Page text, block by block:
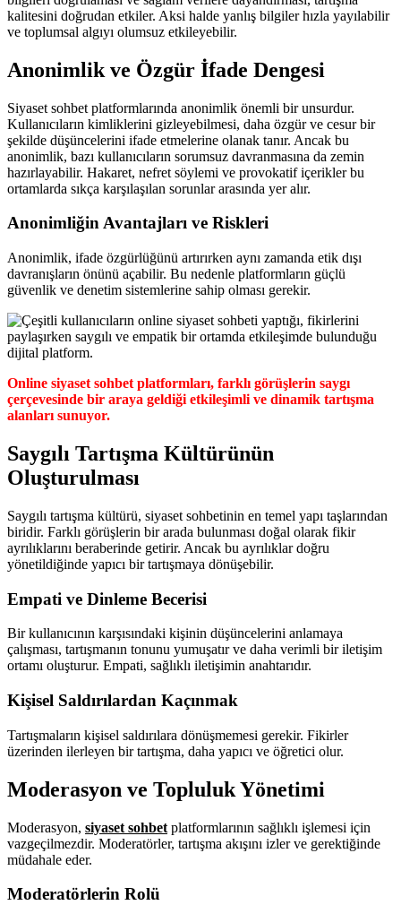
kalitesini doğrudan etkiler. Aksi halde yanlış bilgiler hızla yayılabilir
ve toplumsal algıyı olumsuz etkileyebilir.
Anonimlik ve Özgür İfade Dengesi
Siyaset sohbet platformlarında anonimlik önemli bir unsurdur.
Kullanıcıların kimliklerini gizleyebilmesi, daha özgür ve cesur bir
şekilde düşüncelerini ifade etmelerine olanak tanır. Ancak bu
anonimlik, bazı kullanıcıların sorumsuz davranmasına da zemin
hazırlayabilir. Hakaret, nefret söylemi ve provokatif içerikler bu
ortamlarda sıkça karşılaşılan sorunlar arasında yer alır.
Anonimliğin Avantajları ve Riskleri
Anonimlik, ifade özgürlüğünü artırırken aynı zamanda etik dışı
davranışların önünü açabilir. Bu nedenle platformların güçlü
güvenlik ve denetim sistemlerine sahip olması gerekir.
Online siyaset sohbet platformları, farklı görüşlerin saygı
çerçevesinde bir araya geldiği etkileşimli ve dinamik tartışma
alanları sunuyor.
Saygılı Tartışma Kültürünün
Oluşturulması
Saygılı tartışma kültürü, siyaset sohbetinin en temel yapı taşlarından
biridir. Farklı görüşlerin bir arada bulunması doğal olarak fikir
ayrılıklarını beraberinde getirir. Ancak bu ayrılıklar doğru
yönetildiğinde yapıcı bir tartışmaya dönüşebilir.
Empati ve Dinleme Becerisi
Bir kullanıcının karşısındaki kişinin düşüncelerini anlamaya
çalışması, tartışmanın tonunu yumuşatır ve daha verimli bir iletişim
ortamı oluşturur. Empati, sağlıklı iletişimin anahtarıdır.
Kişisel Saldırılardan Kaçınmak
Tartışmaların kişisel saldırılara dönüşmemesi gerekir. Fikirler
üzerinden ilerleyen bir tartışma, daha yapıcı ve öğretici olur.
Moderasyon ve Topluluk Yönetimi
Moderasyon, siyaset sohbet platformlarının sağlıklı işlemesi için
vazgeçilmezdir. Moderatörler, tartışma akışını izler ve gerektiğinde
müdahale eder.
Moderatörlerin Rolü